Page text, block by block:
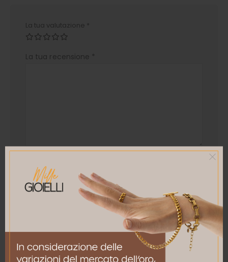
La tua valutazione *
La tua recensione *
Email*
Salva il mio nome, email e sito web in questo
browser per la prossima volta che commento.